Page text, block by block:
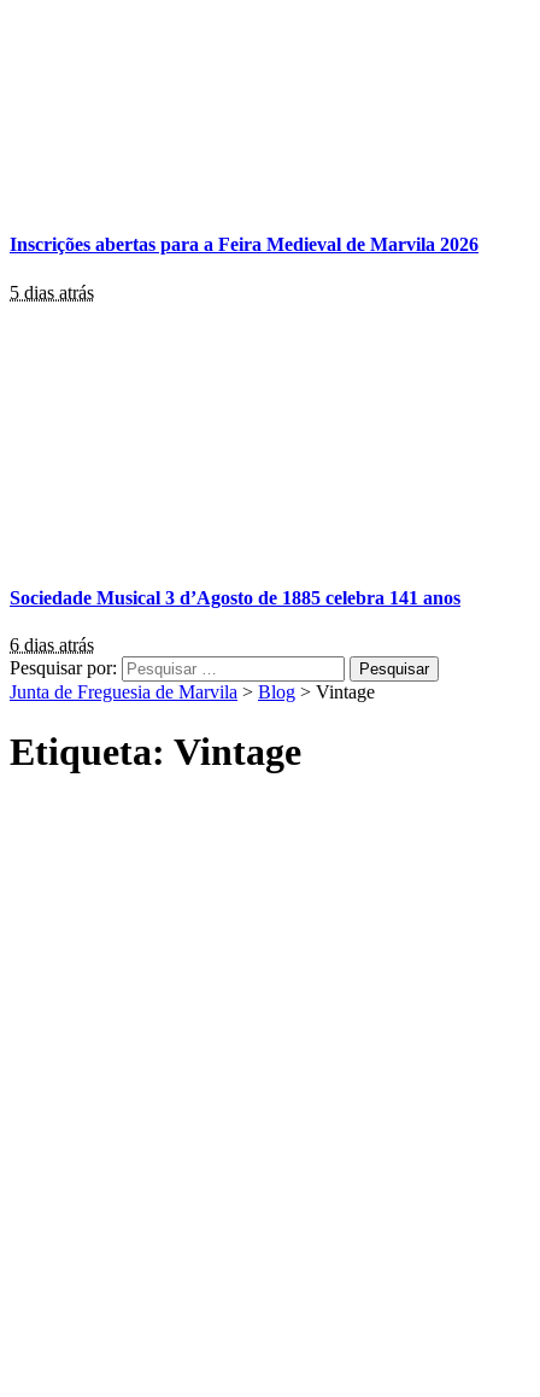
Inscrições abertas para a Feira Medieval de Marvila 2026
5 dias atrás
Sociedade Musical 3 d’Agosto de 1885 celebra 141 anos
6 dias atrás
Pesquisar por:
Junta de Freguesia de Marvila > Blog > Vintage
Etiqueta: Vintage